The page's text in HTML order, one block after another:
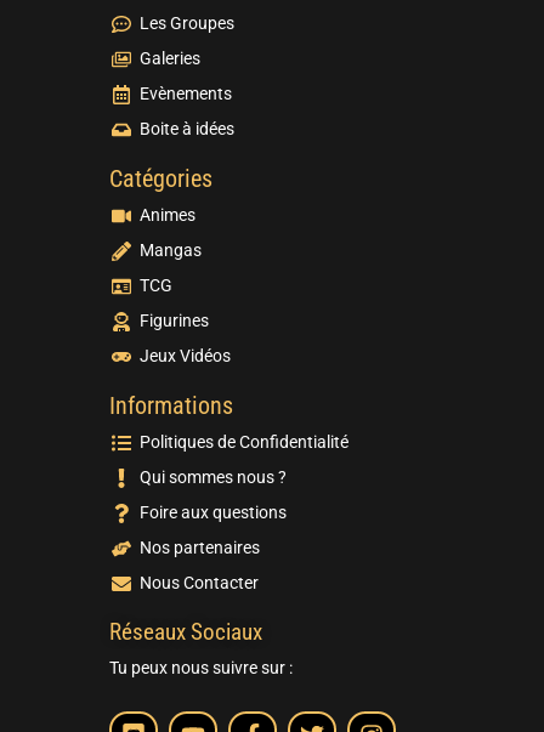
Les Groupes
Galeries
Evènements
Boite à idées
Catégories
Animes
Mangas
TCG
Figurines
Jeux Vidéos
Informations
Politiques de Confidentialité
Qui sommes nous ?
Foire aux questions
Nos partenaires
Nous Contacter
Réseaux Sociaux
Tu peux nous suivre sur :